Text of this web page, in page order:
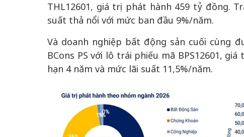
THL12601, giá trị phát hành 459 tỷ đồng.
suất thả nổi với mức ban đầu 9%/năm.
Và doanh nghiệp bất động sản cuối cùng
BCons PS với lô trái phiếu mã BPS12601,
hạn 4 năm và mức lãi suất 11,5%/năm.